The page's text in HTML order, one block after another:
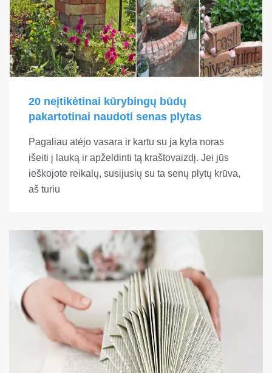
20 neįtikėtinai kūrybingų būdų
pakartotinai naudoti senas plytas
Pagaliau atėjo vasara ir kartu su ja kyla noras
išeiti į lauką ir apželdinti tą kraštovaizdį. Jei jūs
ieškojote reikalų, susijusių su ta senų plytų krūva,
aš turiu